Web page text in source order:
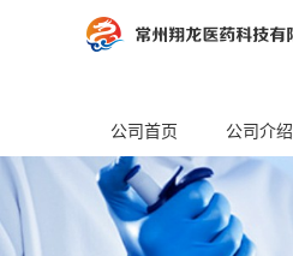
公司首页 公司介绍